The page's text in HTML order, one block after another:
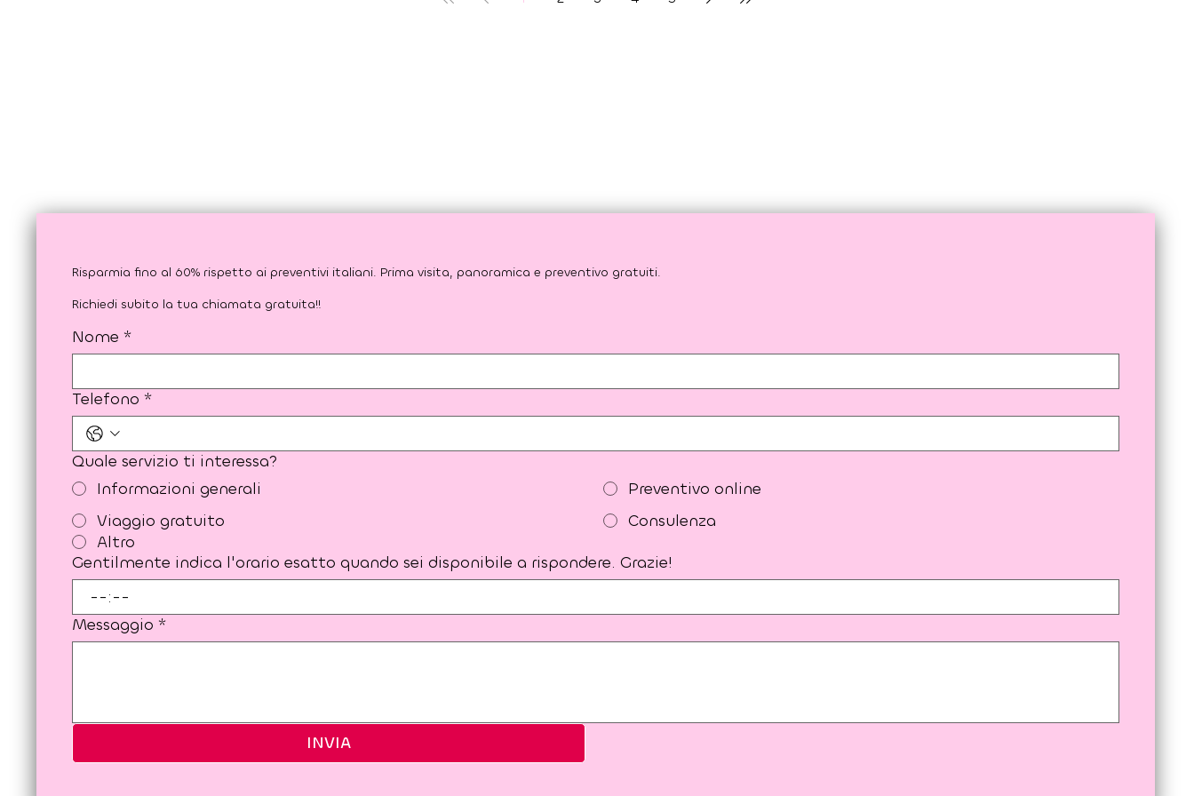
Richiedi subito la tua chiamata gratuita!!
Nome *
Telefono *
Quale servizio ti interessa?
Informazioni generali
Preventivo online
Viaggio gratuito
Consulenza
Altro
Gentilmente indica l'orario esatto quando sei disponibile a rispondere. Grazie!
:
Messaggio *
INVIA